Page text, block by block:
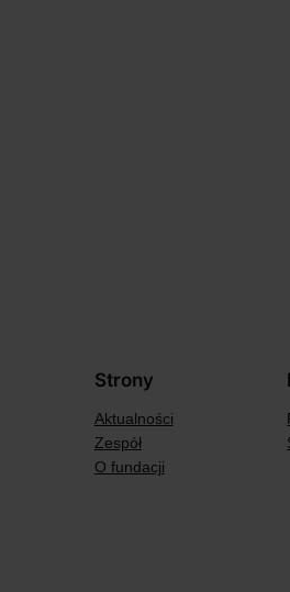
Strony
Aktualności
Zespół
O fundacji